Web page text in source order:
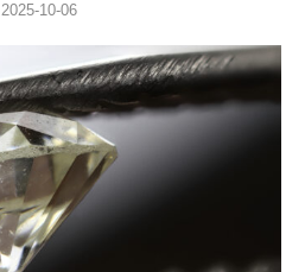
2025-10-06